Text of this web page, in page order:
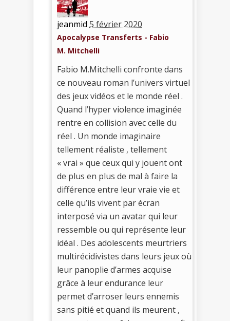
jeanmid 5 février 2020
Apocalypse Transferts - Fabio
M. Mitchelli
Fabio M.Mitchelli confronte dans
ce nouveau roman l’univers virtuel
des jeux vidéos et le monde réel .
Quand l’hyper violence imaginée
rentre en collision avec celle du
réel . Un monde imaginaire
tellement réaliste , tellement
« vrai » que ceux qui y jouent ont
de plus en plus de mal à faire la
différence entre leur vraie vie et
celle qu’ils vivent par écran
interposé via un avatar qui leur
ressemble ou qui représente leur
idéal . Des adolescents meurtriers
multirécidivistes dans leurs jeux où
leur panoplie d’armes acquise
grâce à leur endurance leur
permet d’arroser leurs ennemis
sans pitié et quand ils meurent ,